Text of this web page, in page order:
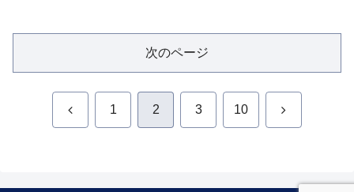
次のページ
前 1 2 3 10 次